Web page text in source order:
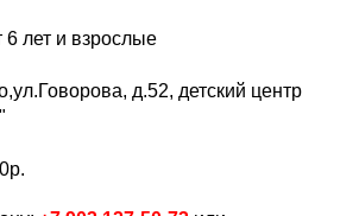
6 лет и взрослые
д.52, детский центр